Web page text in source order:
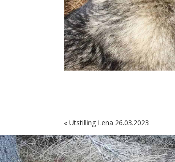
« Utstilling Lena 26.03.2023